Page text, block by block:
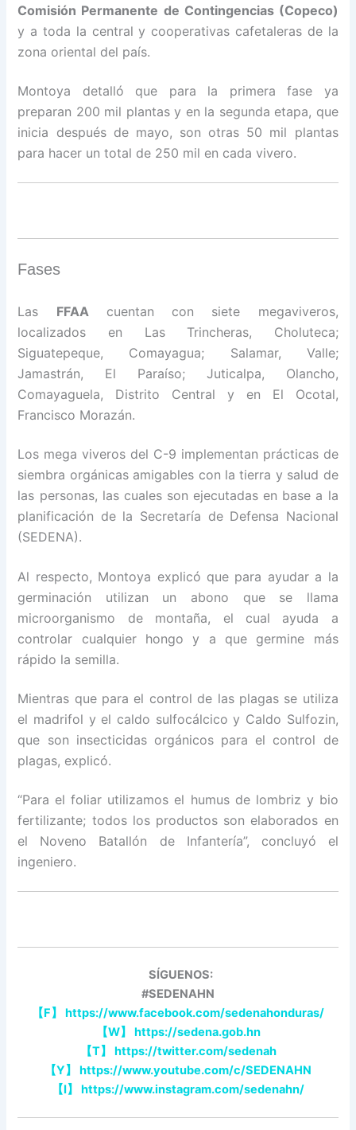
Comisión Permanente de Contingencias (Copeco)
y a toda la central y cooperativas cafetaleras de la
zona oriental del país.
Montoya detalló que para la primera fase ya
preparan 200 mil plantas y en la segunda etapa, que
inicia después de mayo, son otras 50 mil plantas
para hacer un total de 250 mil en cada vivero.
Fases
Las FFAAcuentan con siete megaviveros,
localizados en Las Trincheras, Choluteca;
Siguatepeque, Comayagua; Salamar, Valle;
Jamastrán, El Paraíso; Juticalpa, Olancho,
Comayaguela, Distrito Central y en El Ocotal,
Francisco Morazán.
Los mega viveros del C-9 implementan prácticas de
siembra orgánicas amigables con la tierra y salud de
las personas, las cuales son ejecutadas en base a la
planificación de la Secretaría de Defensa Nacional
(SEDENA).
Al respecto, Montoya explicó que para ayudar a la
germinación utilizan un abono que se llama
microorganismo de montaña, el cual ayuda a
controlar cualquier hongo y a que germine más
rápido la semilla.
Mientras que para el control de las plagas se utiliza
el madrifol y el caldo sulfocálcico y Caldo Sulfozin,
que son insecticidas orgánicos para el control de
plagas, explicó.
“Para el foliar utilizamos el humus de lombriz y bio
fertilizante; todos los productos son elaborados en
el Noveno Batallón de Infantería”, concluyó el
ingeniero.
SÍGUENOS:
#SEDENAHN
【F】
https://www.facebook.com/sedenahonduras/
【W】
https://sedena.gob.hn
【T】
https://twitter.com/sedenah
【Y】
https://www.youtube.com/c/SEDENAHN
【I】 https://www.instagram.com/sedenahn/